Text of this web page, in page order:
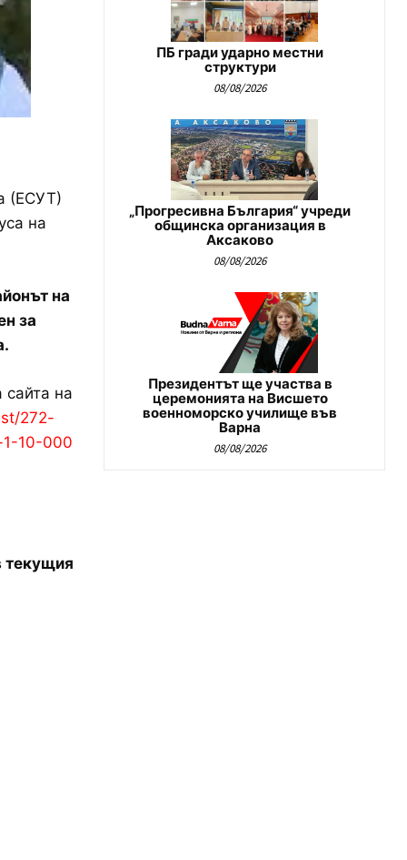
(ЕСУТ)
на
на
за
на
272-
10-000
текущия
ПБ гради ударно местни
структури
08/08/2026
„Прогресивна България“ учреди
общинска организация в
Аксаково
08/08/2026
Президентът ще участва в
церемонията на Висшето
военноморско училище във
Варна
08/08/2026